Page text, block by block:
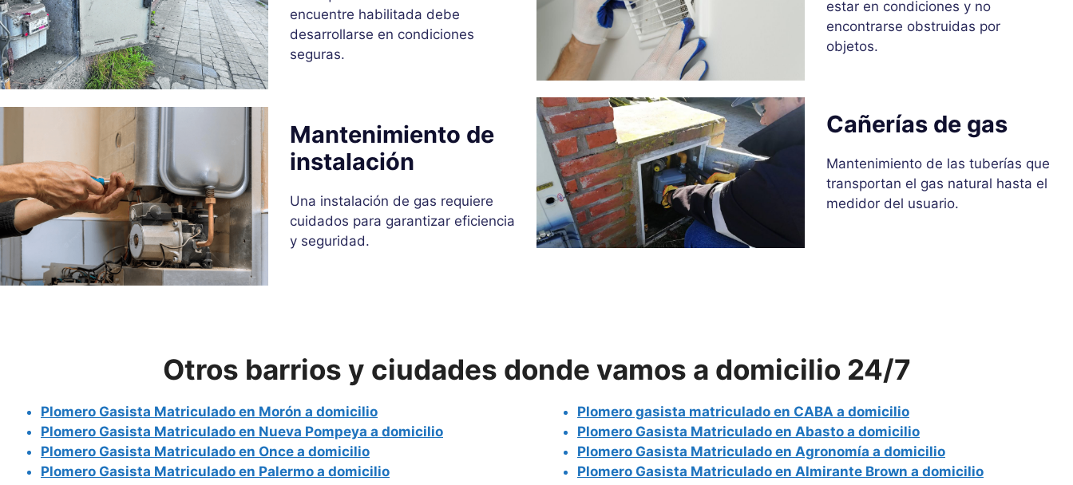
encuentre habilitada debe
desarrollarse en condiciones
seguras.
Mantenimiento de
instalación
Una instalación de gas requiere
cuidados para garantizar eficiencia
y seguridad.
estar en condiciones y no
encontrarse obstruidas por
objetos.
Cañerías de gas
Mantenimiento de las tuberías que
transportan el gas natural hasta el
medidor del usuario.
Otros barrios y ciudades donde vamos a domicilio 24/7
Plomero Gasista Matriculado en Morón a domicilio
Plomero Gasista Matriculado en Nueva Pompeya a domicilio
Plomero Gasista Matriculado en Once a domicilio
Plomero Gasista Matriculado en Palermo a domicilio
Plomero gasista matriculado en CABA a domicilio
Plomero Gasista Matriculado en Abasto a domicilio
Plomero Gasista Matriculado en Agronomía a domicilio
Plomero Gasista Matriculado en Almirante Brown a domicilio